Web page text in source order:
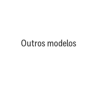
Outros modelos